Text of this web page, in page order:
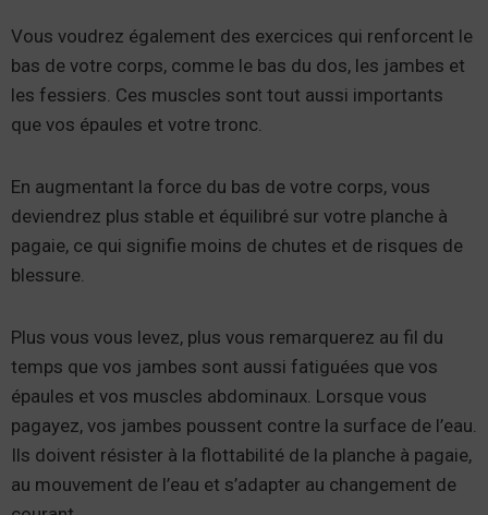
Vous voudrez également des exercices qui renforcent le
bas de votre corps, comme le bas du dos, les jambes et
les fessiers. Ces muscles sont tout aussi importants
que vos épaules et votre tronc.
En augmentant la force du bas de votre corps, vous
deviendrez plus stable et équilibré sur votre planche à
pagaie, ce qui signifie moins de chutes et de risques de
blessure.
Plus vous vous levez, plus vous remarquerez au fil du
temps que vos jambes sont aussi fatiguées que vos
épaules et vos muscles abdominaux. Lorsque vous
pagayez, vos jambes poussent contre la surface de l’eau.
Ils doivent résister à la flottabilité de la planche à pagaie,
au mouvement de l’eau et s’adapter au changement de